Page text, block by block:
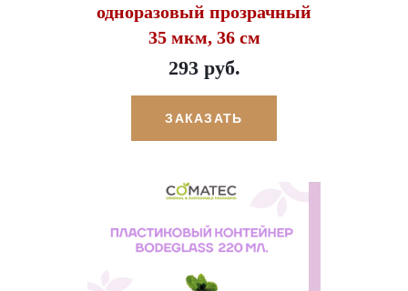
одноразовый прозрачный
35 мкм, 36 см
293 руб.
ЗАКАЗАТЬ